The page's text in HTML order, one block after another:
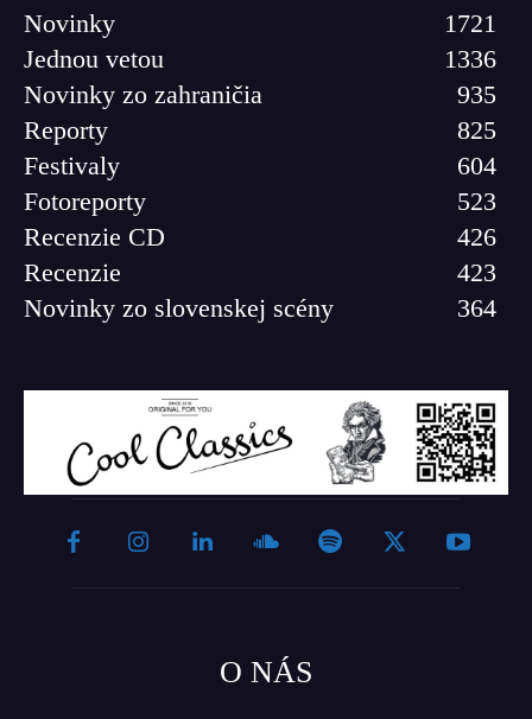
Novinky
1721
Jednou vetou
1336
Novinky zo zahraničia
935
Reporty
825
Festivaly
604
Fotoreporty
523
Recenzie CD
426
Recenzie
423
Novinky zo slovenskej scény
364
O NÁS